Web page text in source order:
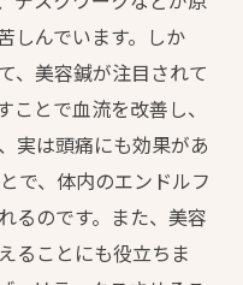
しんでいます。しか
、美容鍼が注目されて
とで血流を改善し、
実は頭痛にも効果があ
で、体内のエンドルフ
るのです。また、美容
ることにも役立ちま